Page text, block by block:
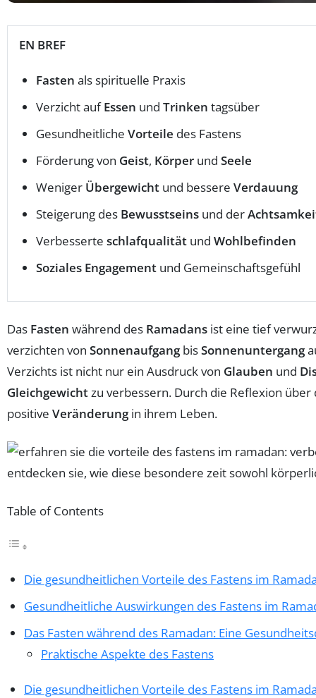
EN BREF
Fasten als spirituelle Praxis
Verzicht aufEssen und Trinken tagsüber
Gesundheitliche Vorteile des Fastens
Förderung von Geist, Körper und Seele
Weniger Übergewicht und bessere Verdauung
Steigerung des Bewusstseins und der
Verbesserte schlafqualität und Wohlbefinden
Soziales Engagement und Gemeinschaftsgefühl
Das Fasten während des Ramadans ist eine tief
verzichten von SonnenaufgangbisSonnenuntergang
Verzichts ist nicht nur ein Ausdruck von Glauben und
Gleichgewichtzu verbessern. Durch die Reflexion
positive Veränderungin ihrem Leben.
Table of Contents
Die gesundheitlichen Vorteile des Fastens im
Gesundheitliche Auswirkungen des Fastens im
Das Fasten während des Ramadan: Eine
Praktische Aspekte des Fastens
Die gesundheitlichen Vorteile des Fastens im